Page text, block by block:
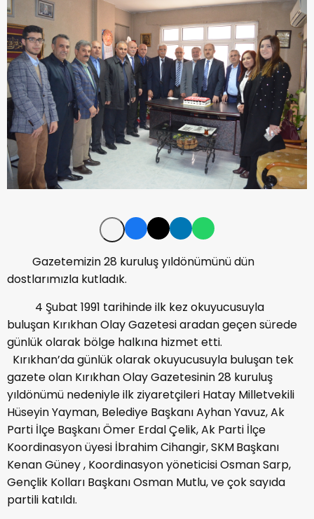
Gazetemizin 28 kuruluş yıldönümünü dün
dostlarımızla kutladık.
4 Şubat 1991 tarihinde ilk kez okuyucusuyla
buluşan Kırıkhan Olay Gazetesi aradan geçen sürede
günlük olarak bölge halkına hizmet etti.
Kırıkhan’da günlük olarak okuyucusuyla buluşan tek
gazete olan Kırıkhan Olay Gazetesinin 28 kuruluş
yıldönümü nedeniyle ilk ziyaretçileri Hatay Milletvekili
Hüseyin Yayman, Belediye Başkanı Ayhan Yavuz, Ak
Parti İlçe Başkanı Ömer Erdal Çelik, Ak Parti İlçe
Koordinasyon üyesi İbrahim Cihangir, SKM Başkanı
Kenan Güney , Koordinasyon yöneticisi Osman Sarp,
Gençlik Kolları Başkanı Osman Mutlu, ve çok sayıda
partili katıldı.